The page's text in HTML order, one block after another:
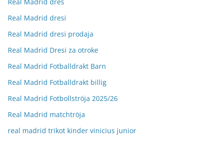
Real Madrid dresi
Real Madrid dresi prodaja
Real Madrid Dresi za otroke
Real Madrid Fotballdrakt Barn
Real Madrid Fotballdrakt billig
Real Madrid Fotbollströja 2025/26
Real Madrid matchtröja
real madrid trikot kinder vinicius junior